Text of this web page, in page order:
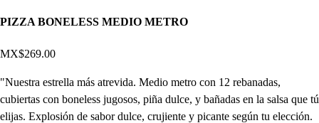
PIZZA BONELESS MEDIO METRO
MX$269.00
"Nuestra estrella más atrevida. Medio metro con 12 rebanadas,
cubiertas con boneless jugosos, piña dulce, y bañadas en la salsa que tú
elijas. Explosión de sabor dulce, crujiente y picante según tu elección.